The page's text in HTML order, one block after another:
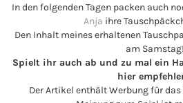
In den folgenden Tagen packen auch
Anja ihre
Den Inhalt meines erhaltenen
am Samstag!
Spielt ihr auch ab und zu mal ein
hier
Der Artikel enthält Werbung für das